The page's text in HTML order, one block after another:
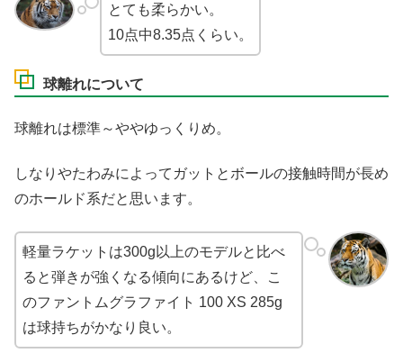
とても柔らかい。
10点中8.35点くらい。
球離れについて
球離れは標準～ややゆっくりめ。
しなりやたわみによってガットとボールの接触時間が長め
のホールド系だと思います。
軽量ラケットは300g以上のモデルと比べ
ると弾きが強くなる傾向にあるけど、こ
のファントムグラファイト 100 XS 285g
は球持ちがかなり良い。